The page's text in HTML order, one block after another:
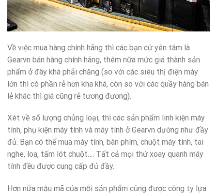
Về việc mua hàng chính hãng thì các bạn cứ yên tâm là
Gearvn bán hàng chính hãng, thêm nữa mức giá thành sản
phẩm ở đây khá phải chăng (so với các siêu thị điện máy
lớn thì có phần rẻ hơn kha khá, còn so với các quầy hàng bán
lẻ khác thì giá cũng rẻ tương đương).
Xét về số lượng chủng loại, thì các sản phẩm linh kiện máy
tính, phụ kiện máy tính và máy tính ở Gearvn dường như đầy
đủ. Bạn có thể mua máy tính, bàn phím, chuột máy tính, tai
nghe, loa, tấm lót chuột…. Tất cả mọi thứ xoay quanh máy
tính đều được cung cấp đủ đầy.
Hơn nữa mẫu mã của mỗi sản phẩm cũng được công ty lựa